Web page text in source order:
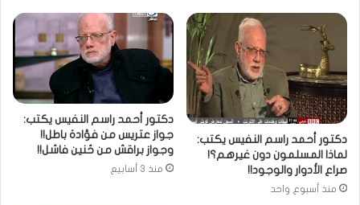
دكتور أحمد راسم النفيس يكتب:
لماذا المسلمون دون غيرهم؟!
صراع الأدوار والوجود!!
منذ أسبوع واحد
دكتور أحمد راسم النفيس يكتب:
جواز عتريس من فؤادة باطل!!
وجواز براقش من حُنين فاشل!!
منذ 3 أسابيع